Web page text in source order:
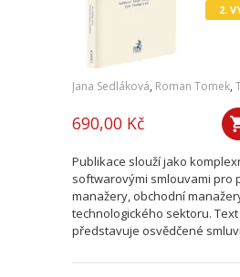
2.
Jana Sedláková, Roman Tomek,
690,00 Kč
Publikace slouží jako
softwarovými smlouvami pro
manažery, obchodní
technologického sektoru.
představuje osvědčené